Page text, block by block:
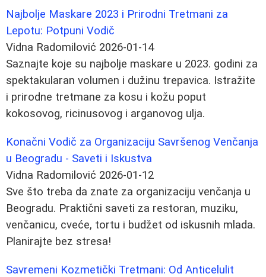
Najbolje Maskare 2023 i Prirodni Tretmani za
Lepotu: Potpuni Vodič
Vidna Radomilović 2026-01-14
Saznajte koje su najbolje maskare u 2023. godini za
spektakularan volumen i dužinu trepavica. Istražite
i prirodne tretmane za kosu i kožu poput
kokosovog, ricinusovog i arganovog ulja.
Konačni Vodič za Organizaciju Savršenog Venčanja
u Beogradu - Saveti i Iskustva
Vidna Radomilović 2026-01-12
Sve što treba da znate za organizaciju venčanja u
Beogradu. Praktični saveti za restoran, muziku,
venčanicu, cveće, tortu i budžet od iskusnih mlada.
Planirajte bez stresa!
Savremeni Kozmetički Tretmani: Od Anticelulit